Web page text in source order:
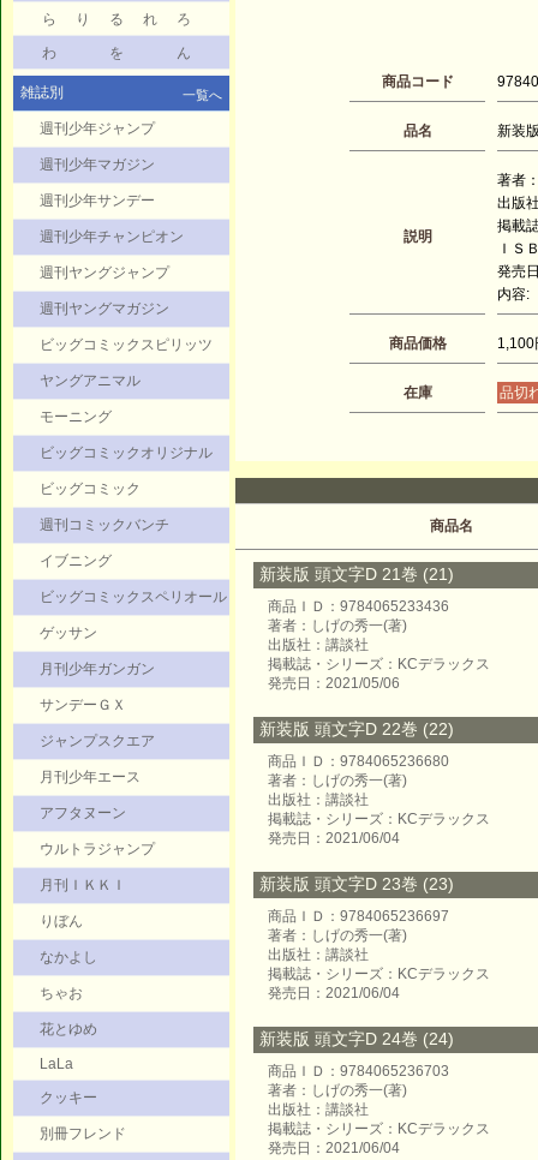
ら
り る れ
ろ
わ
を ん
雑誌別 一覧へ
週刊少年ジャンプ
週刊少年マガジン
週刊少年サンデー
週刊少年チャンピオン
週刊ヤングジャンプ
週刊ヤングマガジン
ビッグコミックスピリッツ
ヤングアニマル
モーニング
ビッグコミックオリジナル
ビッグコミック
週刊コミックバンチ
イブニング
ビッグコミックスペリオール
ゲッサン
月刊少年ガンガン
サンデーＧＸ
ジャンプスクエア
月刊少年エース
アフタヌーン
ウルトラジャンプ
月刊ＩＫＫＩ
りぼん
なかよし
ちゃお
花とゆめ
LaLa
クッキー
別冊フレンド
商品コード
品名 新装
説明
著者
出版
掲載
ＩＳ
発売
内容:
商品価格 1,100
在庫 品切
商品名
新装版 頭文字D 21巻 (21)
商品ＩＤ：9784065233436
著者：しげの秀一(著)
出版社：講談社
掲載誌・シリーズ：KCデラックス
発売日：2021/05/06
新装版 頭文字D 22巻 (22)
商品ＩＤ：9784065236680
著者：しげの秀一(著)
出版社：講談社
掲載誌・シリーズ：KCデラックス
発売日：2021/06/04
新装版 頭文字D 23巻 (23)
商品ＩＤ：9784065236697
著者：しげの秀一(著)
出版社：講談社
掲載誌・シリーズ：KCデラックス
発売日：2021/06/04
新装版 頭文字D 24巻 (24)
商品ＩＤ：9784065236703
著者：しげの秀一(著)
出版社：講談社
掲載誌・シリーズ：KCデラックス
発売日：2021/06/04